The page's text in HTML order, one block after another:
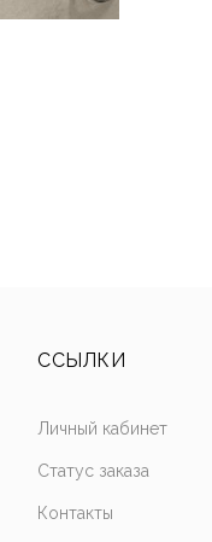
ССЫЛКИ
Личный кабинет
Статус заказа
Контакты